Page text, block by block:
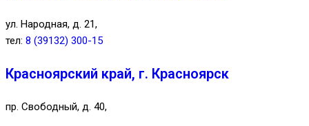
ул. Народная, д. 21,
тел: 8 (39132) 300-15
Красноярский край, г. Красноярск
пр. Свободный, д. 40,